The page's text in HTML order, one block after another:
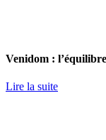
Venidom :
Lire la suite